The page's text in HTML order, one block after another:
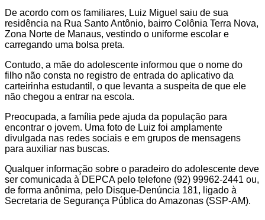
De acordo com os familiares, Luiz Miguel saiu de sua
residência na Rua Santo Antônio, bairro Colônia Terra Nova,
Zona Norte de Manaus, vestindo o uniforme escolar e
carregando uma bolsa preta.
Contudo, a mãe do adolescente informou que o nome do
filho não consta no registro de entrada do aplicativo da
carteirinha estudantil, o que levanta a suspeita de que ele
não chegou a entrar na escola.
Preocupada, a família pede ajuda da população para
encontrar o jovem. Uma foto de Luiz foi amplamente
divulgada nas redes sociais e em grupos de mensagens
para auxiliar nas buscas.
Qualquer informação sobre o paradeiro do adolescente deve
ser comunicada à DEPCA pelo telefone (92) 99962-2441 ou,
de forma anônima, pelo Disque-Denúncia 181, ligado à
Secretaria de Segurança Pública do Amazonas (SSP-AM).